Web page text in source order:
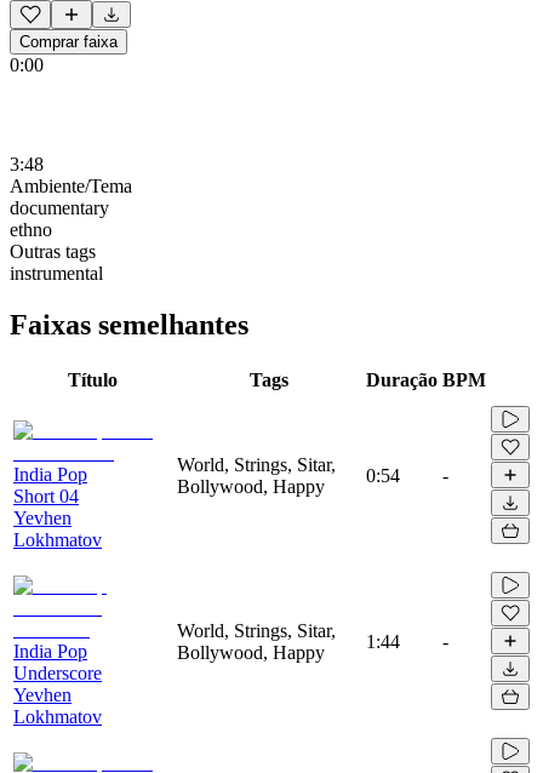
Comprar faixa
0:00
3:48
Ambiente/Tema
documentary
ethno
Outras tags
instrumental
Faixas semelhantes
Título Tags Duração BPM
India Pop
Short 04
Yevhen
Lokhmatov
World, Strings, Sitar,
Bollywood, Happy
0:54 -
India Pop
Underscore
Yevhen
Lokhmatov
World, Strings, Sitar,
Bollywood, Happy
1:44 -